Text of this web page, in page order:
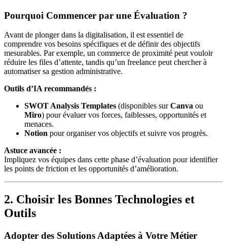
Pourquoi Commencer par une Évaluation ?
Avant de plonger dans la digitalisation, il est essentiel de
comprendre vos besoins spécifiques et de définir des objectifs
mesurables. Par exemple, un commerce de proximité peut vouloir
réduire les files d’attente, tandis qu’un freelance peut chercher à
automatiser sa gestion administrative.
Outils d’IA recommandés :
SWOT Analysis Templates (disponibles surCanva ou
Miro) pour évaluer vos forces, faiblesses, opportunités et
menaces.
Notion pour organiser vos objectifs et suivre vos progrès.
Astuce avancée :
Impliquez vos équipes dans cette phase d’évaluation pour identifier
les points de friction et les opportunités d’amélioration.
2. Choisir les Bonnes Technologies et
Outils
Adopter des Solutions Adaptées à Votre Métier